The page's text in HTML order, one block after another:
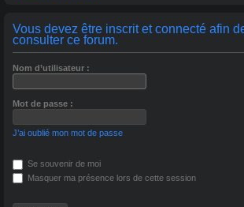
O
M
A
NI
E
Vous devez être inscrit et connecté afin
consulter ce forum.
Nom d’utilisateur :
Mot de passe :
J’ai oublié mon mot de passe
Se souvenir de moi
Masquer ma présence lors de cette session